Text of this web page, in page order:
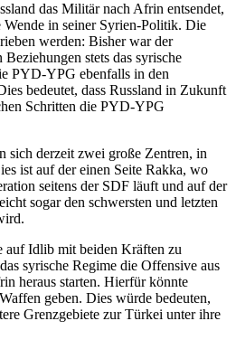
das Militär nach Afrin entsendet,
in seiner Syrien-Politik. Die
werden: Bisher war der
stets das syrische
PYD-YPG ebenfalls in den
bedeutet, dass Russland in Zukunft
Schritten die PYD-YPG
sich derzeit zwei große Zentren, in
ist auf der einen Seite Rakka, wo
seitens der SDF läuft und auf der
sogar den schwersten und letzten
auf Idlib mit beiden Kräften zu
syrische Regime die Offensive aus
heraus starten. Hierfür könnte
geben. Dies würde bedeuten,
Grenzgebiete zur Türkei unter ihre